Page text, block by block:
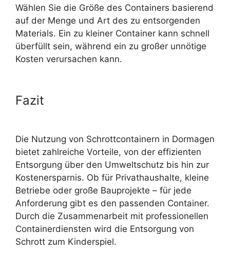
Wählen Sie die Größe des Containers basierend
auf der Menge und Art des zu entsorgenden
Materials. Ein zu kleiner Container kann schnell
überfüllt sein, während ein zu großer unnötige
Kosten verursachen kann.
Fazit
Die Nutzung von Schrottcontainern in Dormagen
bietet zahlreiche Vorteile, von der effizienten
Entsorgung über den Umweltschutz bis hin zur
Kostenersparnis. Ob für Privathaushalte, kleine
Betriebe oder große Bauprojekte – für jede
Anforderung gibt es den passenden Container.
Durch die Zusammenarbeit mit professionellen
Containerdiensten wird die Entsorgung von
Schrott zum Kinderspiel.